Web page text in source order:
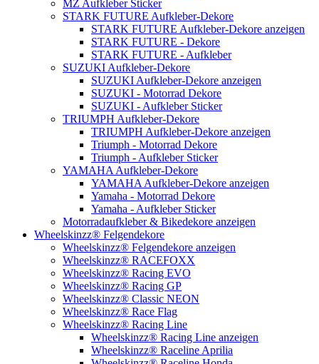
MZ Aufkleber Sticker
STARK FUTURE Aufkleber-Dekore
STARK FUTURE Aufkleber-Dekore anzeigen
STARK FUTURE - Dekore
STARK FUTURE - Aufkleber
SUZUKI Aufkleber-Dekore
SUZUKI Aufkleber-Dekore anzeigen
SUZUKI - Motorrad Dekore
SUZUKI - Aufkleber Sticker
TRIUMPH Aufkleber-Dekore
TRIUMPH Aufkleber-Dekore anzeigen
Triumph - Motorrad Dekore
Triumph - Aufkleber Sticker
YAMAHA Aufkleber-Dekore
YAMAHA Aufkleber-Dekore anzeigen
Yamaha - Motorrad Dekore
Yamaha - Aufkleber Sticker
Motorradaufkleber & Bikedekore anzeigen
Wheelskinzz® Felgendekore
Wheelskinzz® Felgendekore anzeigen
Wheelskinzz® RACEFOXX
Wheelskinzz® Racing EVO
Wheelskinzz® Racing GP
Wheelskinzz® Classic NEON
Wheelskinzz® Race Flag
Wheelskinzz® Racing Line
Wheelskinzz® Racing Line anzeigen
Wheelskinzz® Raceline Aprilia